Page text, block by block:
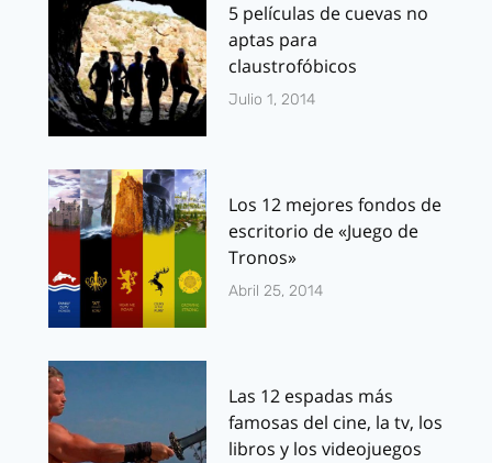
5 películas de cuevas no
aptas para
claustrofóbicos
Julio 1, 2014
Los 12 mejores fondos de
escritorio de «Juego de
Tronos»
Abril 25, 2014
Las 12 espadas más
famosas del cine, la tv, los
libros y los videojuegos